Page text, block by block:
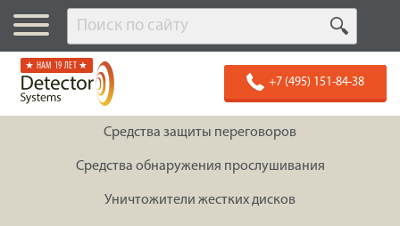
★ НАМ 19 ЛЕТ ★
+7 (495) 151-84-38
Средства защиты переговоров
Средства обнаружения прослушивания
Уничтожители жестких дисков